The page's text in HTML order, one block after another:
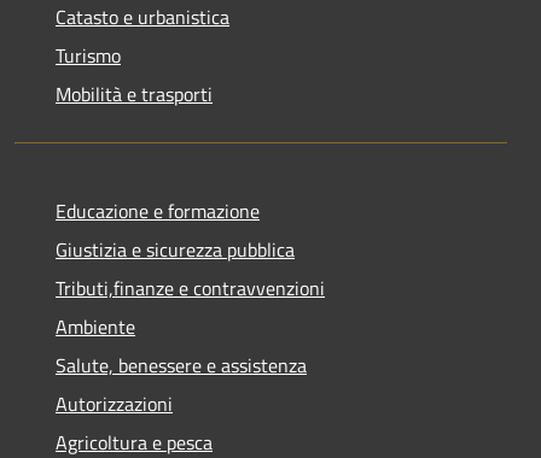
Catasto e urbanistica
Turismo
Mobilità e trasporti
Educazione e formazione
Giustizia e sicurezza pubblica
Tributi,finanze e contravvenzioni
Ambiente
Salute, benessere e assistenza
Autorizzazioni
Agricoltura e pesca